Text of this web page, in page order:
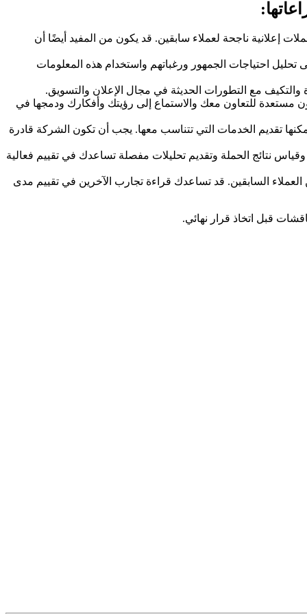
إعلانية ناجحة لعملاء سابقين. قد يكون من المفيد أيضًا أن
احتياجات الجمهور ورغباتهم واستخدام هذه المعلومات
والتكيف مع التطورات الحديثة في مجال الإعلان والتسويق.
مستعدة للتعاون معك والاستماع إلى رؤيتك وأفكارك ودمجها في
يمكنها تقديم الخدمات التي تتناسب معها. يجب أن تكون الشركة قادرة
نتائج الحملة وتقديم تحليلات مفصلة تساعدك في تقييم فعالية
السابقين. قد تساعدك قراءة تجارب الآخرين في تقييم مدى
قبل اتخاذ قرار نهائي.